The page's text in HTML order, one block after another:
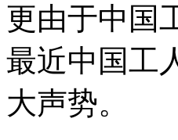
更由于中国
最近中国工
大声势。